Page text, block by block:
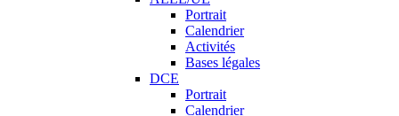
Portrait
Calendrier
Activités
Bases légales
DCE
Portrait
Calendrier